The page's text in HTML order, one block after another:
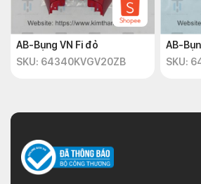
AB-Bụng VN Fi đỏ
SKU: 64340KVGV20ZB
AB-
SKU: